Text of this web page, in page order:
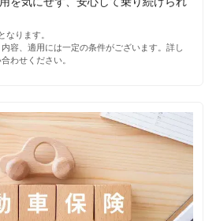
ります。
容、適用には一定の条件がございます。詳し
わせください。